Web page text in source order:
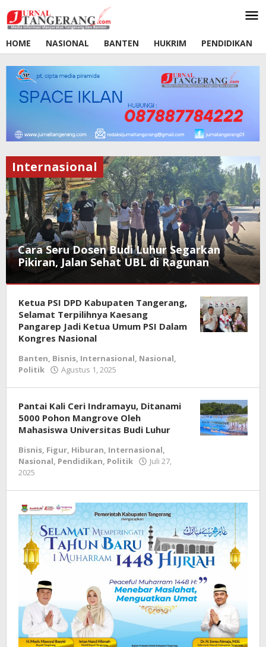
ke
konten
HOME
NASIONAL BANTEN HUKRIM PENDIDIKAN
Cara Seru Dosen Budi Luhur Segarkan
Pikiran, Jalan Sehat UBL di Ragunan
Internasional
Nasional,
Pendidikan
2025
jurnal
Internasional
Ketua PSI DPD Kabupaten Tangerang,
Selamat Terpilihnya Kaesang
Pangarep Jadi Ketua Umum PSI Dalam
Kongres Nasional
Banten, Bisnis, Internasional, Nasional,
Politik
Agustus 1, 2025
Pantai Kali Ceri Indramayu, Ditanami
5000 Pohon Mangrove Oleh
Mahasiswa Universitas Budi Luhur
Bisnis, Figur, Hiburan, Internasional,
Nasional, Pendidikan, Politik
Juli 27,
2025